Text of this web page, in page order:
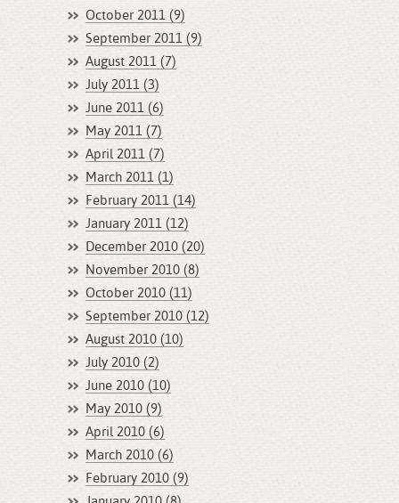
October 2011 (9)
September 2011 (9)
August 2011 (7)
July 2011 (3)
June 2011 (6)
May 2011 (7)
April 2011 (7)
March 2011 (1)
February 2011 (14)
January 2011 (12)
December 2010 (20)
November 2010 (8)
October 2010 (11)
September 2010 (12)
August 2010 (10)
July 2010 (2)
June 2010 (10)
May 2010 (9)
April 2010 (6)
March 2010 (6)
February 2010 (9)